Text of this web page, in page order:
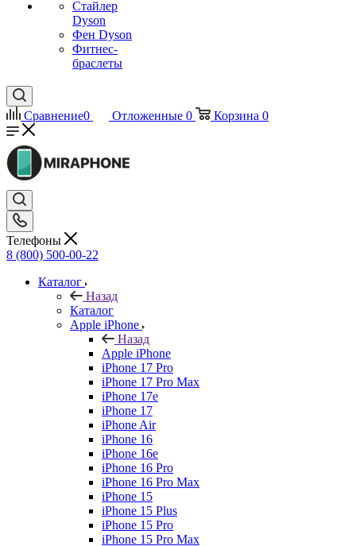
Стайлер
Dyson
Фен Dyson
Фитнес-
браслеты
Сравнение0 Отложенные 0 Корзина 0
Телефоны
8 (800) 500-00-22
Каталог
Назад
Каталог
Apple iPhone
Назад
Apple iPhone
iPhone 17 Pro
iPhone 17 Pro Max
iPhone 17e
iPhone 17
iPhone Air
iPhone 16
iPhone 16e
iPhone 16 Pro
iPhone 16 Pro Max
iPhone 15
iPhone 15 Plus
iPhone 15 Pro
iPhone 15 Pro Max